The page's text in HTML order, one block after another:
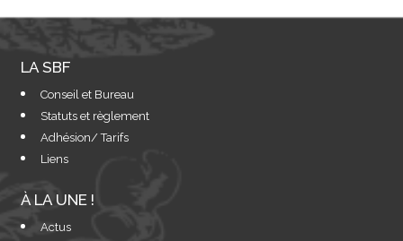
LA SBF
Conseil et Bureau
Statuts et règlement
Adhésion/ Tarifs
Liens
À LA UNE !
Actus